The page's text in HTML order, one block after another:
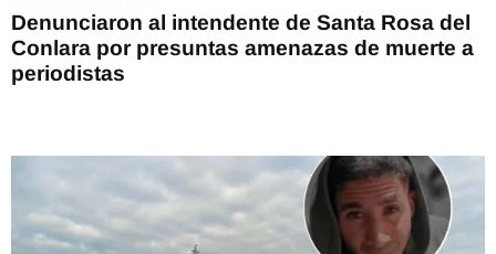
Denunciaron al intendente de Santa Rosa del
Conlara por presuntas amenazas de muerte a
periodistas